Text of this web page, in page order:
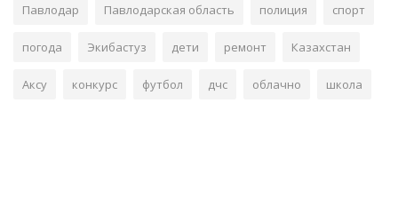
Павлодар Павлодарская область полиция спорт
погода Экибастуз дети ремонт Казахстан
Аксу конкурс футбол дчс облачно школа